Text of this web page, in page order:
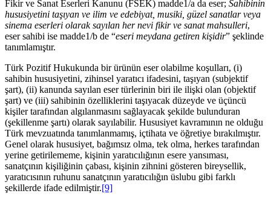
Fikir ve Sanat Eserleri Kanunu (FSEK) madde1/a da eser; Sahibinin
hususiyetini taşıyan ve ilim ve edebiyat, musiki, güzel sanatlar veya
sinema eserleri olarak sayılan her nevi fikir ve sanat mahsulleri,
eser sahibi ise madde1/b de “eseri meydana getiren kişidir” şeklinde
tanımlamıştır.
Türk Pozitif Hukukunda bir ürünün eser olabilme koşulları, (i)
sahibin hususiyetini, zihinsel yaratıcı ifadesini, taşıyan (subjektif
şart), (ii) kanunda sayılan eser türlerinin biri ile ilişki olan (objektif
şart) ve (iii) sahibinin özelliklerini taşıyacak düzeyde ve üçüncü
kişiler tarafından algılanmasını sağlayacak şekilde bulunduran
(şekillenme şartı) olarak sayılabilir. Hususiyet kavramının ne olduğu
Türk mevzuatında tanımlanmamış, içtihata ve öğretiye bırakılmıştır.
Genel olarak hususiyet, bağımsız olma, tek olma, herkes tarafından
yerine getirilememe, kişinin yaratıcılığının esere yansıması,
sanatçının kişiliğinin çabası, kişinin zihnini gösteren bireysellik,
yaratıcısının ruhunu sanatçının yaratıcılığın üslubu gibi farklı
şekillerde ifade edilmiştir.[9]